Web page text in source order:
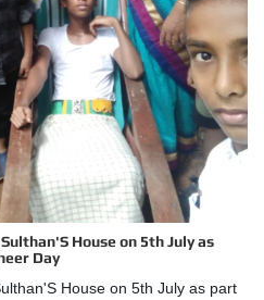
House on 5th July as
Day
House on 5th July as part